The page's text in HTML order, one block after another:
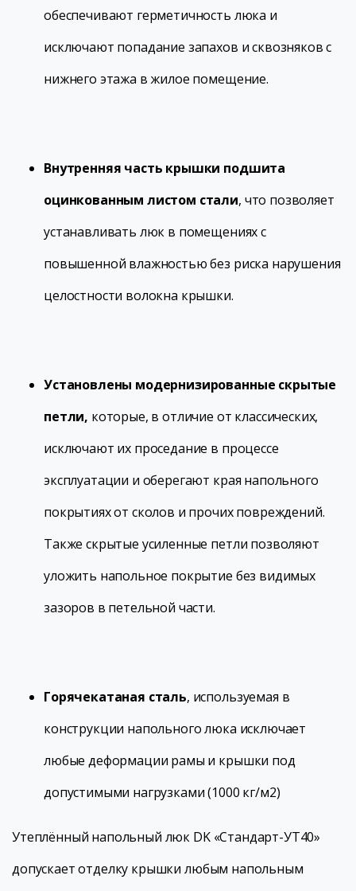
обеспечивают герметичность люка и
исключают попадание запахов и сквозняков с
нижнего этажа в жилое помещение.
Внутренняя часть крышки подшита
оцинкованным листом стали, что позволяет
устанавливать люк в помещениях с
повышенной влажностью без риска нарушения
целостности волокна крышки.
Установлены модернизированные скрытые
петли, которые, в отличие от классических,
исключают их проседание в процессе
эксплуатации и оберегают края напольного
покрытиях от сколов и прочих повреждений.
Также скрытые усиленные петли позволяют
уложить напольное покрытие без видимых
зазоров в петельной части.
Горячекатаная сталь, используемая в
конструкции напольного люка исключает
любые деформации рамы и крышки под
допустимыми нагрузками (1000 кг/м2)
Утеплённый напольный люк DK «Стандарт-УТ40»
допускает отделку крышки любым напольным